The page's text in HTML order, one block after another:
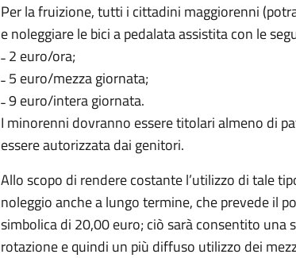
Per la fruizione, tutti i cittadini maggiorenni
e noleggiare le bici a pedalata assistita con le
˗ 2 euro/ora;
˗ 5 euro/mezza giornata;
˗ 9 euro/intera giornata.
I minorenni dovranno essere titolari almeno di
essere autorizzata dai genitori.
Allo scopo di rendere costante l’utilizzo di tale
noleggio anche a lungo termine, che prevede il
simbolica di 20,00 euro; ciò sarà consentito
rotazione e quindi un più diffuso utilizzo dei